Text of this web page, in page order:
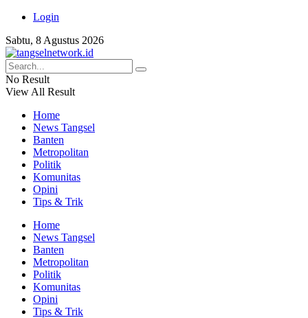
Login
Sabtu, 8 Agustus 2026
No Result
View All Result
Home
News Tangsel
Banten
Metropolitan
Politik
Komunitas
Opini
Tips & Trik
Home
News Tangsel
Banten
Metropolitan
Politik
Komunitas
Opini
Tips & Trik